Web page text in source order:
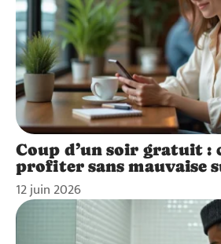
Coup d’un soir gratuit :
profiter sans mauvaise
12 juin 2026